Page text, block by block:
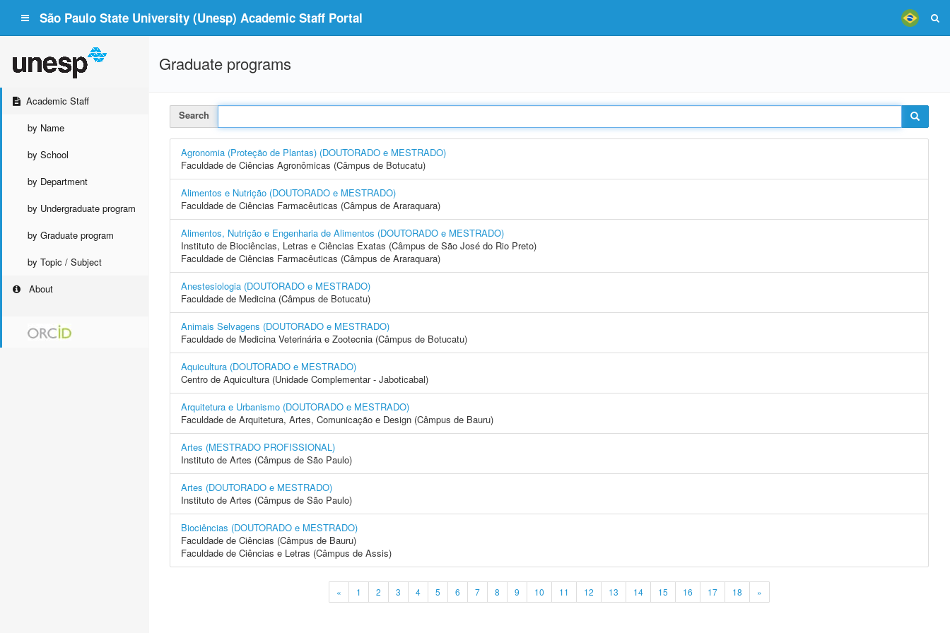
São Paulo State University (Unesp) Academic Staff Portal
Academic Staff
by Name
by School
by Department
by Undergraduate program
by Graduate program
by Topic / Subject
About
Graduate programs
Search
Agronomia (Proteção de Plantas) (DOUTORADO e MESTRADO)
Faculdade de Ciências Agronômicas (Câmpus de Botucatu)
Alimentos e Nutrição (DOUTORADO e MESTRADO)
Faculdade de Ciências Farmacêuticas (Câmpus de Araraquara)
Alimentos, Nutrição e Engenharia de Alimentos (DOUTORADO e MESTRADO)
Instituto de Biociências, Letras e Ciências Exatas (Câmpus de São José do Rio Preto)
Faculdade de Ciências Farmacêuticas (Câmpus de Araraquara)
Anestesiologia (DOUTORADO e MESTRADO)
Faculdade de Medicina (Câmpus de Botucatu)
Animais Selvagens (DOUTORADO e MESTRADO)
Faculdade de Medicina Veterinária e Zootecnia (Câmpus de Botucatu)
Aquicultura (DOUTORADO e MESTRADO)
Centro de Aquicultura (Unidade Complementar - Jaboticabal)
Arquitetura e Urbanismo (DOUTORADO e MESTRADO)
Faculdade de Arquitetura, Artes, Comunicação e Design (Câmpus de Bauru)
Artes (MESTRADO PROFISSIONAL)
Instituto de Artes (Câmpus de São Paulo)
Artes (DOUTORADO e MESTRADO)
Instituto de Artes (Câmpus de São Paulo)
Biociências (DOUTORADO e MESTRADO)
Faculdade de Ciências (Câmpus de Bauru)
Faculdade de Ciências e Letras (Câmpus de Assis)
« 1 2 3 4 5 6 7 8 9 10 11 12 13 14 15 16 17 18 »